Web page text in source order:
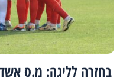
בחזרה לליגה: מ.ס